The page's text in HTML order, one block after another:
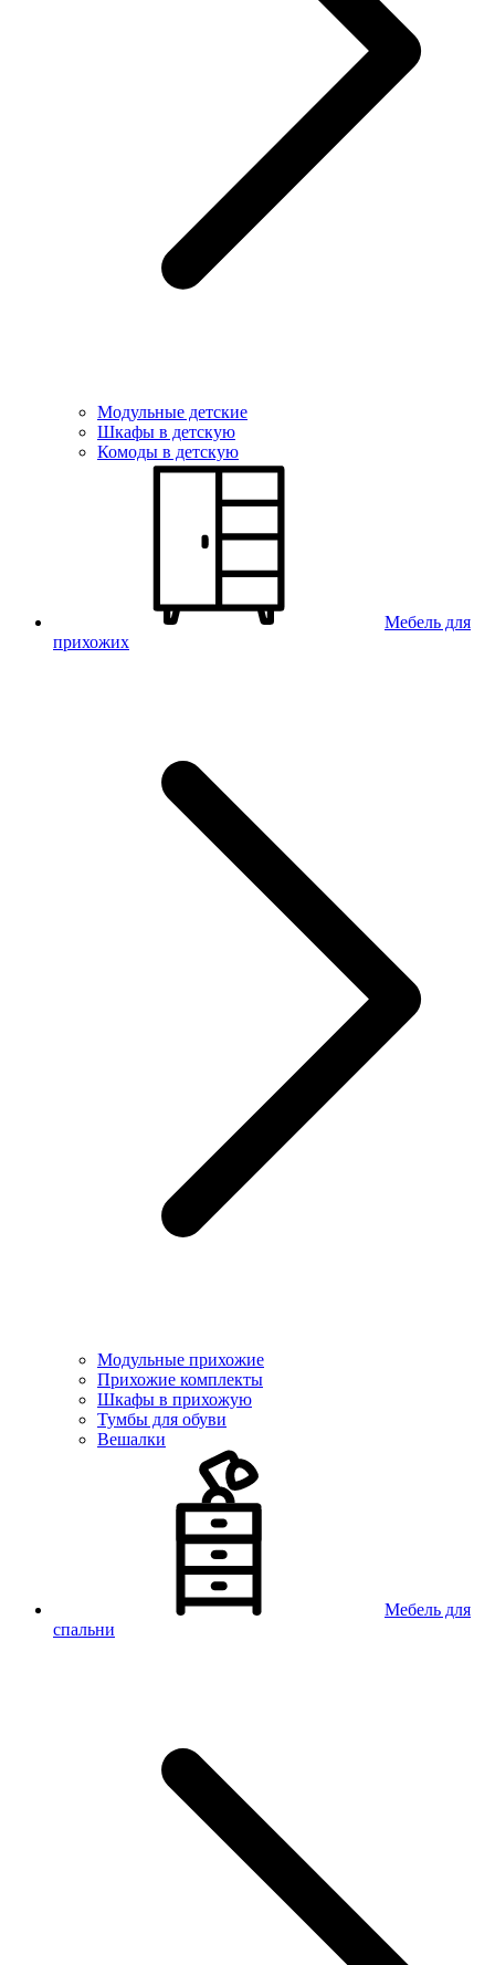
Модульные детские
Шкафы в детскую
Комоды в детскую
Мебель для
прихожих
Модульные прихожие
Прихожие комплекты
Шкафы в прихожую
Тумбы для обуви
Вешалки
Мебель для
спальни